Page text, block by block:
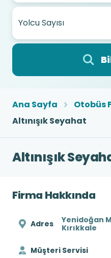
Yolcu Sayısı
Ana Sayfa
Otobüs
Altınışık Seyahat
Altınışık
Firma Hakkında
Adres
Yenidoğan
Kırıkkale
Müşteri Servisi